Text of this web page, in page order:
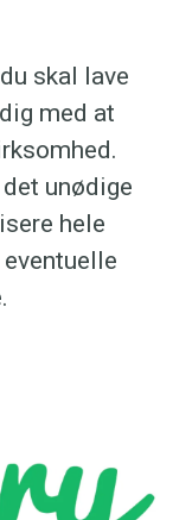
skal lave
med at
unødige
hele